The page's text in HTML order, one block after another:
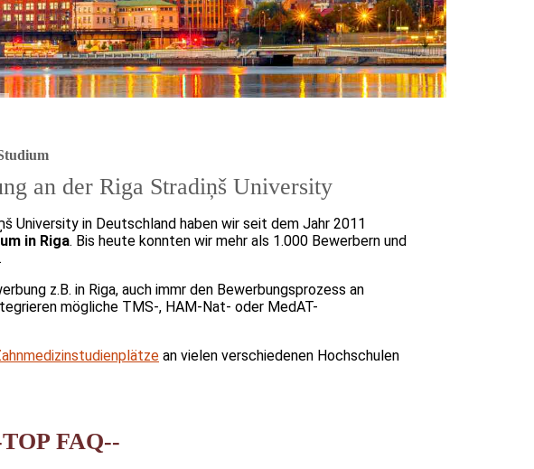
an der Riga Stradiņš University
University in Deutschland haben wir seit dem Jahr 2011
in Riga. Bis heute konnten wir mehr als 1.000 Bewerbern und
z.B. in Riga, auch immr den Bewerbungsprozess an
mögliche TMS-, HAM-Nat- oder MedAT-
an vielen verschiedenen Hochschulen
FAQ--